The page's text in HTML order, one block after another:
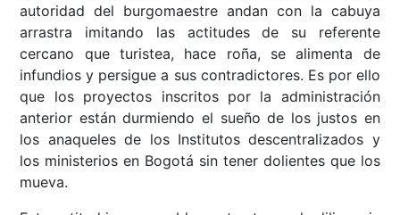
autoridad del burgomaestre andan con la cabuya
arrastra imitando las actitudes de su referente
cercano que turistea, hace roña, se alimenta de
infundios y persigue a sus contradictores. Es por ello
que los proyectos inscritos por la administración
anterior están durmiendo el sueño de los justos en
los anaqueles de los Institutos descentralizados y
los ministerios en Bogotá sin tener dolientes que los
mueva.